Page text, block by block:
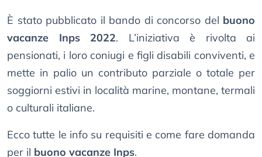
È stato pubblicato il bando di concorso del buono
vacanze Inps 2022. L’iniziativa è rivolta ai
pensionati, i loro coniugi e figli disabili conviventi, e
mette in palio un contributo parziale o totale per
soggiorni estivi in località marine, montane, termali
o culturali italiane.
Ecco tutte le info su requisiti e come fare domanda
per il buono vacanze Inps.